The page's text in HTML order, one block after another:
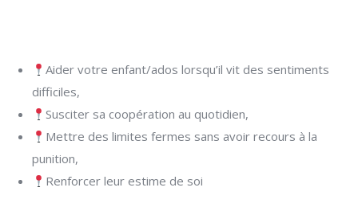
Aider votre enfant/ados lorsqu’il vit des sentiments
difficiles,
Susciter sa coopération au quotidien,
Mettre des limites fermes sans avoir recours à la
punition,
Renforcer leur estime de soi